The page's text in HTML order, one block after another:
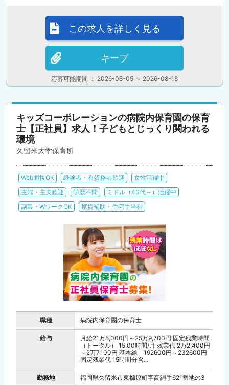
応募可能期間 ： 2026-08-05 ～ 2026-08-18
この求人を詳しく見る
キープ
キッズコーポレーションの病院内保育園の保育
士【正社員】求人！子どもとじっくり関われる
環境
久留米大学保育所
Web面接OK 経験者・有資格者歓迎
女性活躍中
主婦・主夫歓迎
学歴不問
ミドル（40代～）活躍中
副業・WワークOK
家賃補助・住宅手当有
職種 病院内保育園の保育士
給与
月給21万5,000円～25万9,700円 固定残業時間
（トータル） 15.00時間/月 残業代 2万2,400円
～2万7,100円 基本給 192600円～232600円
固定残業代 15時間分含...
勤務地 福岡県久留米市東櫛原町字高縄手621番地の3